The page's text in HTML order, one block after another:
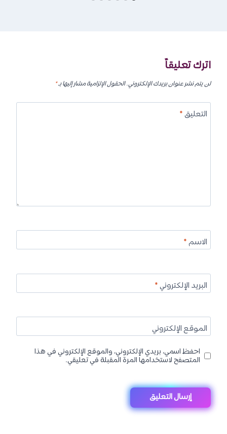
اترك تعليقاً
لن يتم نشر عنوان بريدك الإلكتروني.الحقول الإلزامية مشار إليها بـ*
التعليق*
الاسم*
البريد الإلكتروني*
الموقع الإلكتروني
احفظ اسمي، بريدي الإلكتروني، والموقع الإلكتروني في هذا
المتصفح لاستخدامها المرة المقبلة في تعليقي.